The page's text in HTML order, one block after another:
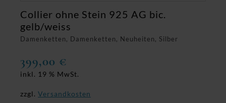
Damenketten, Damenketten, Neuheiten, Silber
Collier ohne Stein 925 AG bic.
gelb/weiss
399,00 €
inkl. 19 % MwSt.
zzgl. Versandkosten